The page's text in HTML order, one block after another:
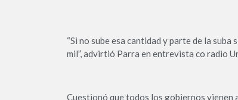
“Si no sube esa cantidad y parte de la
mil”, advirtió Parra en entrevista co radio
Cuestionó que todos los gobiernos vienen